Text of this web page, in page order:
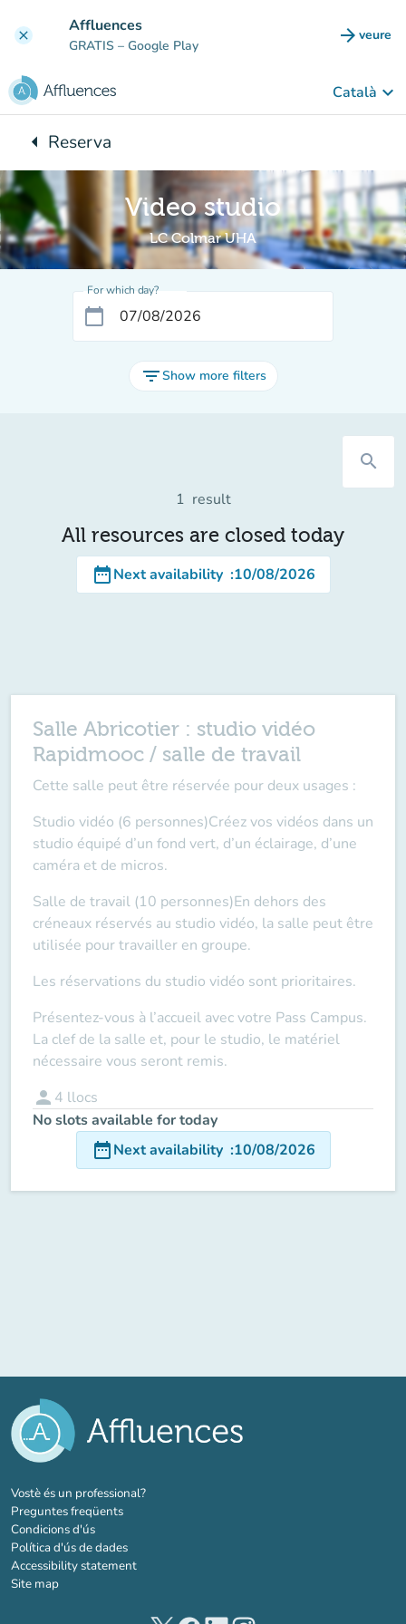
clear Affluences
GRATIS – Google Play arrow_forward veure
(new
Català keyboard_arrow_down
arrow_leftBack to:
Reserva
Video studio
LC Colmar UHA
For which day?
calendar_today
filter_listShow more filters
search
1 result
All resources are closed today
date_rangeNext availability :10/08/2026
Salle Abricotier : studio vidéo
Rapidmooc / salle de travail
Cette salle peut être réservée pour deux usages :
Studio vidéo (6 personnes)Créez vos vidéos dans un
studio équipé d’un fond vert, d’un éclairage, d’une
caméra et de micros.
Salle de travail (10 personnes)En dehors des
créneaux réservés au studio vidéo, la salle peut être
utilisée pour travailler en groupe.
Les réservations du studio vidéo sont prioritaires.
Présentez-vous à l’accueil avec votre Pass Campus.
La clef de la salle et, pour le studio, le matériel
nécessaire vous seront remis.
person 4 llocs
No slots available for today
date_rangeNext availability :10/08/2026
Vostè és un professional?(new tab)
Preguntes freqüents
Condicions d'ús
Política d'ús de dades
Accessibility statement
Site map